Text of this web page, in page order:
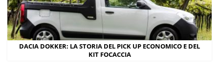
DACIA DOKKER: LA STORIA DEL PICK UP ECONOMICO E DEL
KIT FOCACCIA